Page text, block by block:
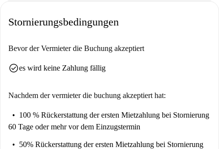
sich Ihre Wohnung im Erdgeschoss.
Minuten mit den öffentlichen Verkehrsmitteln von diesem Apartment
Ihr Home-Checker, Jaime, sagte:
Markt und vielen Annehmlichkeiten des täglichen Bedarfs entfernt."
Hilf mir, meine Entscheidung zu treffen ...
Dies ist ein Apartment mit 1 Schlafzimmer im Erdgeschoss in der
Zähringerstraße in Berlin. Es hat eine ausgestattete Küche mit Backofen
Stornierungsbedingungen
Bevor der Vermieter die Buchung akzeptiert
check_circlees wird keine Zahlung fällig
Nachdem der vermieter die buchung akzeptiert hat:
100 % Rückerstattung der ersten Mietzahlung bei Stornierung
60 Tage oder mehr vor dem Einzugstermin
50% Rückerstattung der ersten Mietzahlung bei Stornierung